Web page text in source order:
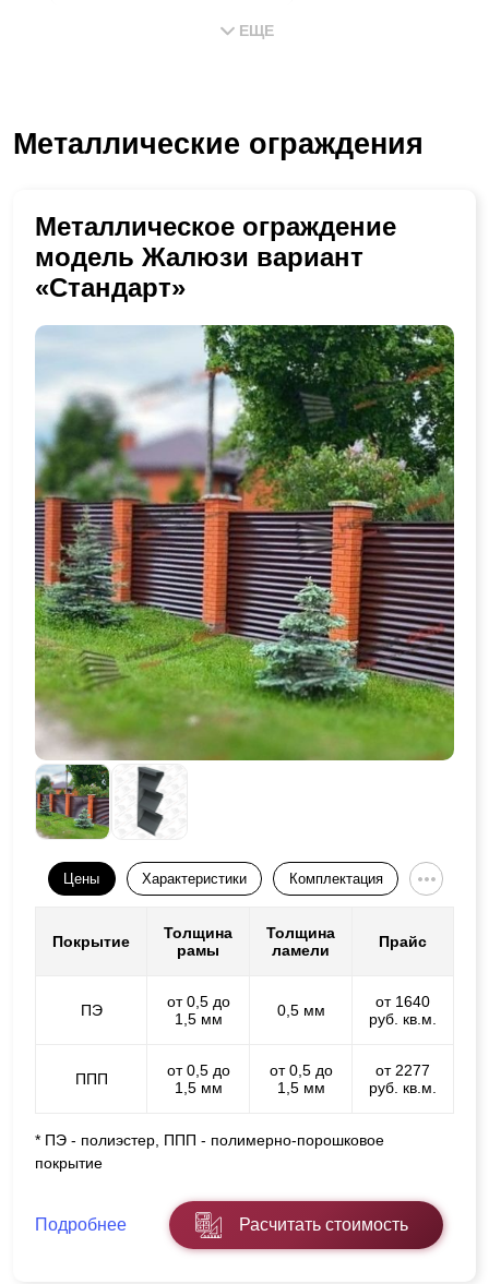
ограждение металлическое
изготовление металлических
ЕЩЕ
Металлические ограждения
Металлическое ограждение
модель Жалюзи вариант
«Стандарт»
Цены Характеристики Комплектация
Покрытие
Толщина
рамы
Толщина
ламели
Прайс
ПЭ
от 0,5 до
1,5 мм
0,5 мм
от 1640
руб. кв.м.
ППП
от 0,5 до
1,5 мм
от 0,5 до
1,5 мм
от 2277
руб. кв.м.
* ПЭ - полиэстер, ППП - полимерно-порошковое
покрытие
Подробнее Расчитать стоимость